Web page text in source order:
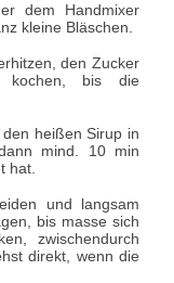
dem Handmixer
kleine Bläschen.
den Zucker
kochen, bis die
heißen Sirup in
mind. 10 min
hat.
und langsam
bis masse sich
zwischendurch
direkt, wenn die